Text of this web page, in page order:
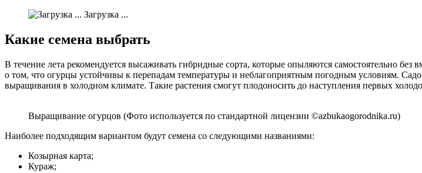
Загрузка ...
Какие семена выбрать
В течение лета рекомендуется высаживать гибридные сорта, которые опыляются самостоятельно
о том, что огурцы устойчивы к перепадам температуры и неблагоприятным погодным условиям.
выращивания в холодном климате. Такие растения смогут плодоносить до наступления первых
Выращивание огурцов (Фото используется по стандартной лицензии ©azbukaogorodnika.ru)
Наиболее подходящим вариантом будут семена со следующими названиями:
Козырная карта;
Кураж;